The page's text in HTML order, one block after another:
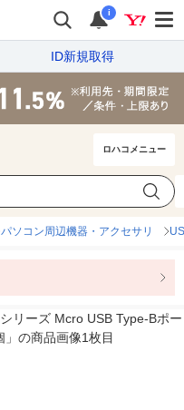
i
ID新規取得
ロハコメニュー
パソコン周辺機器・アクセサリ